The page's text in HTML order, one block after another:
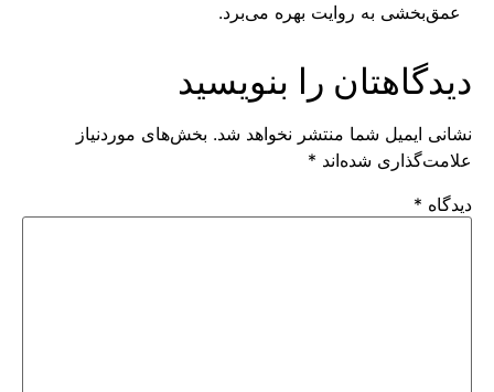
عمق‌بخشی به روایت بهره می‌برد.
دیدگاهتان را بنویسید
نشانی ایمیل شما منتشر نخواهد شد. بخش‌های موردنیاز
علامت‌گذاری شده‌اند *
دیدگاه *